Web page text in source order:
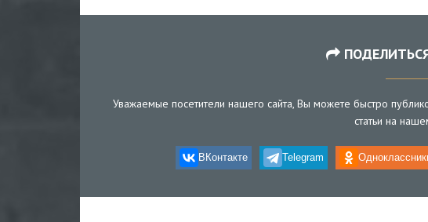
Уважаемые посетители нашего сайта, Вы можете быстро
статьи на
ВКонтакте Telegram